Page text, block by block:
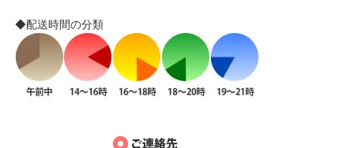
◆配送時間の分類